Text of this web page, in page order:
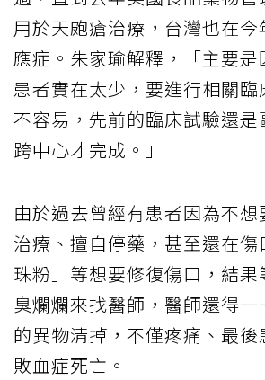
用於天皰瘡治療，台灣也在今
應症。朱家瑜解釋，「主要是
患者實在太少，要進行相關臨
不容易，先前的臨床試驗還
跨中心才完成。」
由於過去曾經有患者因為不
治療、擅自停藥，甚至還在
珠粉」等想要修復傷口，結果
臭爛爛來找醫師，醫師還得一
的異物清掉，不僅疼痛、最後
敗血症死亡。